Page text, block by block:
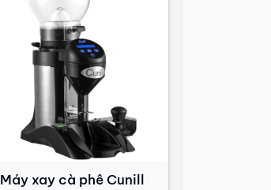
Máy xay cà phê Cunill